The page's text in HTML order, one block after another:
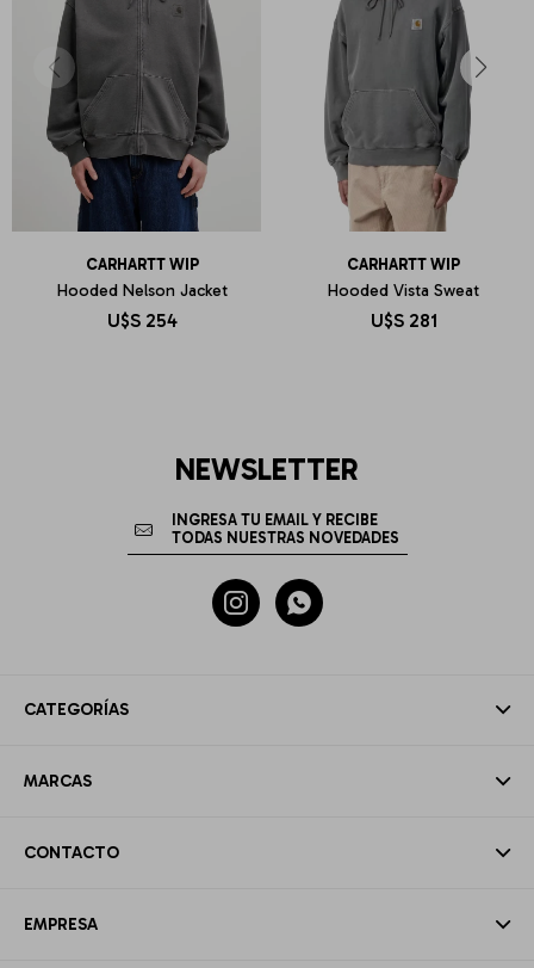
CARHARTT WIP
Hooded Nelson Jacket
U$S 254
CARHARTT WIP
Hooded Vista Sweat
U$S 281
CATEGORÍAS
MARCAS
CONTACTO
EMPRESA
NEWSLETTER
 